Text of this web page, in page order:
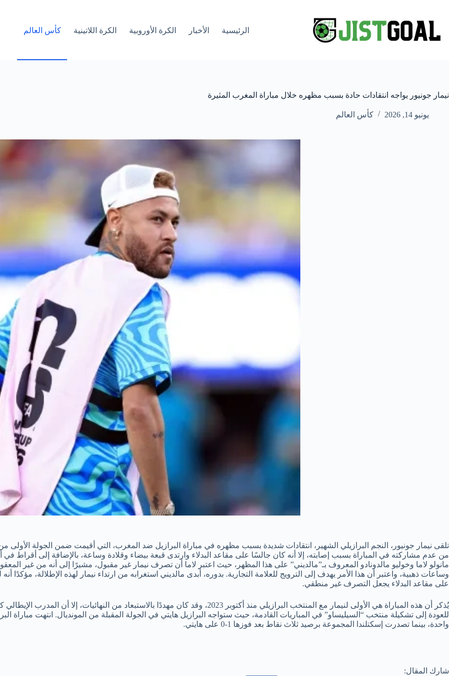
المحتوى
الرئيسية الأخبار الكرة الأوروبية الكرة اللاتينية كأس العالم
نيمار جونيور يواجه انتقادات حادة بسبب مظهره خلال مباراة المغرب المثيرة
يونيو 14, 2026 كأس العالم
من عدم مشاركته في المباراة بسبب إصابته، إلا أنه كان جالسًا على مقاعد البدلاء وارتدى قبعة بيضاء وقلادة وساعة، بالإضافة إلى أقراط في
مانولو لاما وخوليو مالدونادو المعروف بـ”مالديني” على هذا المظهر، حيث اعتبر لاما أن تصرف نيمار غير مقبول، مشيرًا إلى أنه من غير
وساعات ذهبية، واعتبر أن هذا الأمر يهدف إلى الترويج للعلامة التجارية. بدوره، أبدى مالديني استغرابه من ارتداء نيمار لهذه الإطلالة، مؤكدًا
على مقاعد البدلاء يجعل التصرف غير منطقي.
يُذكر أن هذه المباراة هي الأولى لنيمار مع المنتخب البرازيلي منذ أكتوبر 2023، وقد كان مهددًا
واحدة، بينما تصدرت إسكتلندا المجموعة برصيد ثلاث نقاط بعد فوزها 1-0 على هايتي.
شارك المقال: